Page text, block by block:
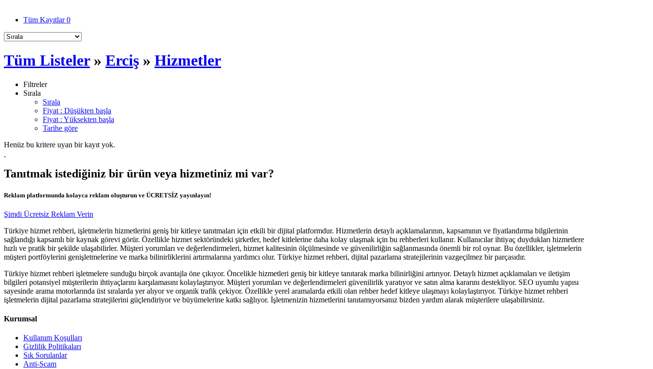
Tüm Kayıtlar0
Tüm Listeler» Erciş » Hizmetler
Filtreler
Sırala
Sırala
Fiyat : Düşükten başla
Fiyat : Yüksekten başla
Tarihe göre
Henüz bu kritere uyan bir kayıt yok.
Tanıtmak istediğiniz bir ürün veya hizmetiniz mi var?
Reklam platformunda kolayca reklam oluşturun ve ÜCRETSİZ yayınlayın!
Şimdi Ücretsiz Reklam Verin
Türkiye hizmet rehberi, işletmelerin hizmetlerini geniş bir kitleye tanıtmaları için etkili bir dijital platformdur. Hizmetlerin detaylı açıklamalarının, kapsamının ve fiyatlandırma bilgilerinin
sağlandığı kapsamlı bir kaynak görevi görür. Özellikle hizmet sektöründeki şirketler, hedef kitlelerine daha kolay ulaşmak için bu rehberleri kullanır. Kullanıcılar ihtiyaç duydukları hizmetlere
hızlı ve pratik bir şekilde ulaşabilirler. Müşteri yorumları ve değerlendirmeleri, hizmet kalitesinin ölçülmesinde ve güvenilirliğin sağlanmasında önemli bir rol oynar. Bu özellikler, işletmelerin
müşteri portföylerini genişletmelerine ve marka bilinirliklerini artırmalarına yardımcı olur. Türkiye hizmet rehberi, dijital pazarlama stratejilerinin vazgeçilmez bir parçasıdır.
Türkiye hizmet rehberi işletmelere sunduğu birçok avantajla öne çıkıyor. Öncelikle hizmetleri geniş bir kitleye tanıtarak marka bilinirliğini artırıyor. Detaylı hizmet açıklamaları ve iletişim
bilgileri potansiyel müşterilerin ihtiyaçlarını karşılamasını kolaylaştırıyor. Müşteri yorumları ve değerlendirmeleri güvenilirlik yaratıyor ve satın alma kararını destekliyor. SEO uyumlu yapısı
sayesinde arama motorlarında üst sıralarda yer alıyor ve organik trafik çekiyor. Özellikle yerel aramalarda etkili olan rehber hedef kitleye ulaşmayı kolaylaştırıyor. Türkiye hizmet rehberi
işletmelerin dijital pazarlama stratejilerini güçlendiriyor ve büyümelerine katkı sağlıyor. İşletmenizin hizmetlerini tanıtamıyorsanız bizden yardım alarak müşterilere ulaşabilirsiniz.
Kurumsal
Kullanım Koşulları
Gizlilik Politikaları
Sık Sorulanlar
Anti-Scam